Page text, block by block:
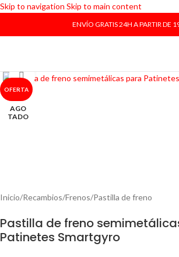
Skip to navigation Skip to main content
ENVÍO GRATIS 24H A PARTIR DE
OFERTA
AGO
TADO
Haga Click para agrandar
Inicio/Recambios/Frenos/Pastilla de freno
Pastilla de freno
Patinetes Smartgyro